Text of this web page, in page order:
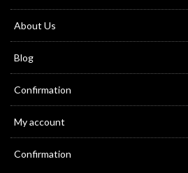
About Us
Blog
Confirmation
My account
Confirmation